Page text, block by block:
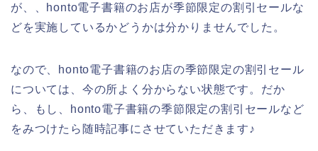
が、、honto電子書籍のお店が季節限定の割引セールな
どを実施しているかどうかは分かりませんでした。
なので、honto電子書籍のお店の季節限定の割引セール
については、今の所よく分からない状態です。だか
ら、もし、honto電子書籍の季節限定の割引セールなど
をみつけたら随時記事にさせていただきます♪